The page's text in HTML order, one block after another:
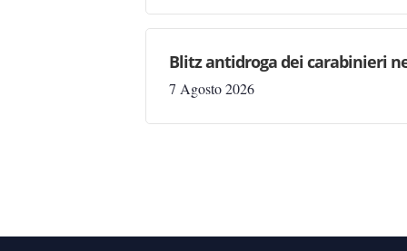
Blitz antidroga dei carabinieri
7 Agosto 2026